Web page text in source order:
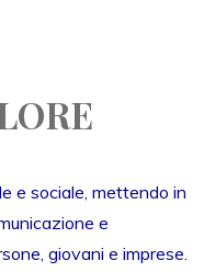
e sociale, mettendo in
e
giovani e imprese.